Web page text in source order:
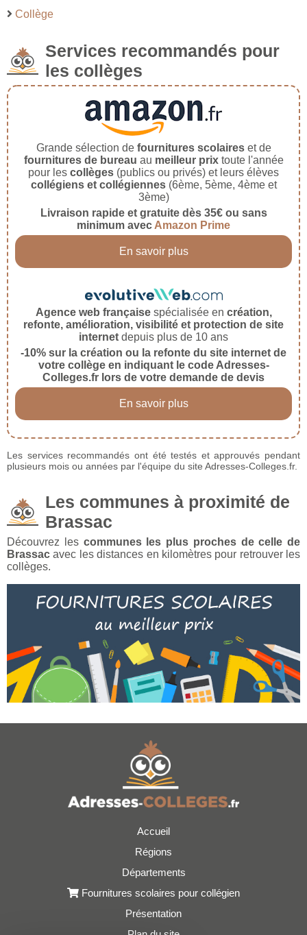
Collège
Services recommandés pour
les collèges
Grande sélection de fournitures scolaireset de
fournitures de bureau au meilleur prixtoute l'année
pour les collèges (publics ou privés) et leurs élèves
collégiens et collégiennes(6ème, 5ème, 4ème et
3ème)
Livraison rapide et gratuite dès 35€ ou sans
minimum avec Amazon Prime
En savoir plus
Agence web françaisespécialisée en création,
refonte, amélioration, visibilité et protection de site
internet depuis plus de 10 ans
-10% sur la création ou la refonte du site internet de
votre collège en indiquant le code Adresses-
Colleges.fr lors de votre demande de devis
En savoir plus
Les services recommandés ont été testés et approuvés pendant
plusieurs mois ou années par l'équipe du site Adresses-Colleges.fr.
Les communes à proximité de
Brassac
Découvrez les communes les plus proches de celle de
Brassac avec les distances en kilomètres pour retrouver les
collèges.
Accueil
Régions
Départements
Fournitures scolaires pour collégien
Présentation